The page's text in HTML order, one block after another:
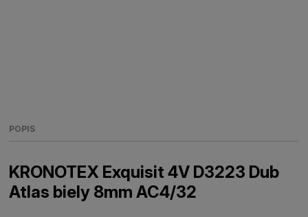
POPIS
KRONOTEX Exquisit 4V D3223 Dub
Atlas biely 8mm AC4/32